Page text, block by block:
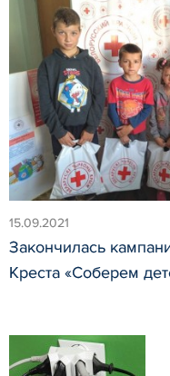
15.09.2021
Закончилась
Креста «Соберем